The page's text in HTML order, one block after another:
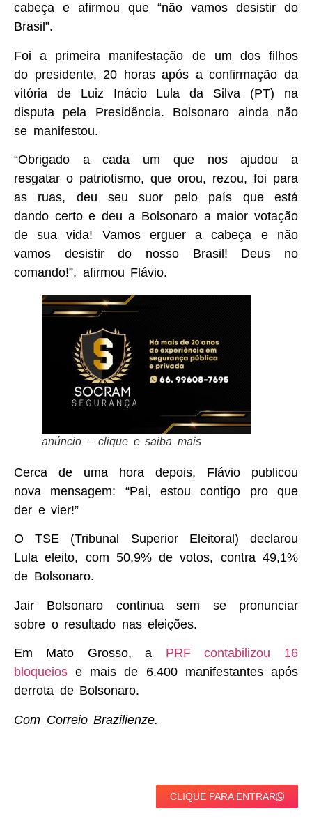
cabeça e afirmou que “não vamos desistir do
Brasil”.
Foi a primeira manifestação de um dos filhos
do presidente, 20 horas após a confirmação da
vitória de Luiz Inácio Lula da Silva (PT) na
disputa pela Presidência. Bolsonaro ainda não
se manifestou.
“Obrigado a cada um que nos ajudou a
resgatar o patriotismo, que orou, rezou, foi para
as ruas, deu seu suor pelo país que está
dando certo e deu a Bolsonaro a maior votação
de sua vida! Vamos erguer a cabeça e não
vamos desistir do nosso Brasil! Deus no
comando!”, afirmou Flávio.
anúncio – clique e saiba mais
Cerca de uma hora depois, Flávio publicou
nova mensagem: “Pai, estou contigo pro que
der e vier!”
O TSE (Tribunal Superior Eleitoral) declarou
Lula eleito, com 50,9% de votos, contra 49,1%
de Bolsonaro.
Jair Bolsonaro continua sem se pronunciar
sobre o resultado nas eleições.
Em Mato Grosso, a PRF contabilizou 16
bloqueios e mais de 6.400 manifestantes após
derrota de Bolsonaro.
Com Correio Brazilienze.
CLIQUE PARA ENTRAR